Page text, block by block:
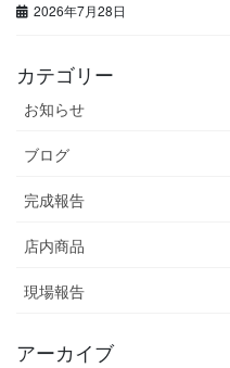
2026年7月28日
カテゴリー
お知らせ
ブログ
完成報告
店内商品
現場報告
アーカイブ